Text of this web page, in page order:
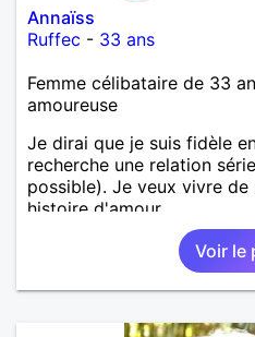
Annaïss
Ruffec - 33 ans
Femme célibataire de 33
amoureuse
Je dirai que je suis fidèle
recherche une relation
possible). Je veux vivre de
histoire d'amour.
Voir le